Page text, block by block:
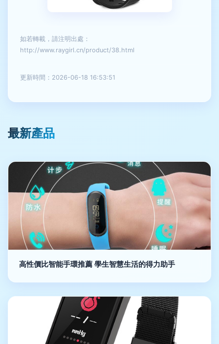
如若轉載，請注明出處：
http://www.raygirl.cn/product/38.html
更新時間：2026-06-18 16:53:51
最新產品
高性價比智能手環推薦 學生智慧生活的得力助手